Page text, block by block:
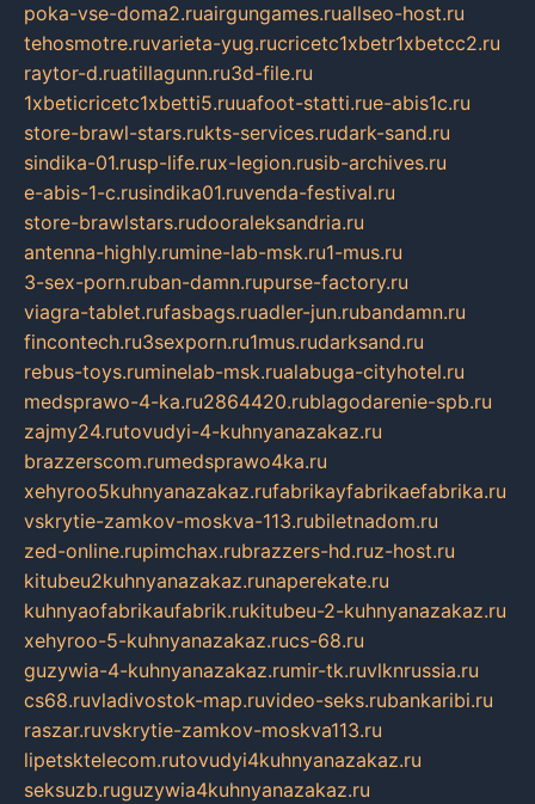
poka-vse-doma2.ruairgungames.ruallseo-host.ru
tehosmotre.ruvarieta-yug.rucricetc1xbetr1xbetcc2.ru
raytor-d.ruatillagunn.ru3d-file.ru
1xbeticricetc1xbetti5.ruuafoot-statti.rue-abis1c.ru
store-brawl-stars.rukts-services.rudark-sand.ru
sindika-01.rusp-life.rux-legion.rusib-archives.ru
e-abis-1-c.rusindika01.ruvenda-festival.ru
store-brawlstars.rudooraleksandria.ru
antenna-highly.rumine-lab-msk.ru1-mus.ru
3-sex-porn.ruban-damn.rupurse-factory.ru
viagra-tablet.rufasbags.ruadler-jun.rubandamn.ru
fincontech.ru3sexporn.ru1mus.rudarksand.ru
rebus-toys.ruminelab-msk.rualabuga-cityhotel.ru
medsprawo-4-ka.ru2864420.rublagodarenie-spb.ru
zajmy24.rutovudyi-4-kuhnyanazakaz.ru
brazzerscom.rumedsprawo4ka.ru
xehyroo5kuhnyanazakaz.rufabrikayfabrikaefabrika.ru
vskrytie-zamkov-moskva-113.rubiletnadom.ru
zed-online.rupimchax.rubrazzers-hd.ruz-host.ru
kitubeu2kuhnyanazakaz.runaperekate.ru
kuhnyaofabrikaufabrik.rukitubeu-2-kuhnyanazakaz.ru
xehyroo-5-kuhnyanazakaz.rucs-68.ru
guzywia-4-kuhnyanazakaz.rumir-tk.ruvlknrussia.ru
cs68.ruvladivostok-map.ruvideo-seks.rubankaribi.ru
raszar.ruvskrytie-zamkov-moskva113.ru
lipetsktelecom.rutovudyi4kuhnyanazakaz.ru
seksuzb.ruguzywia4kuhnyanazakaz.ru